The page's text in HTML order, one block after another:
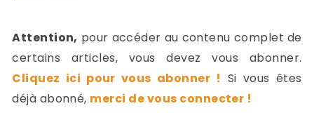
Attention, pour accéder au contenu complet de
certains articles, vous devez vous abonner.
Cliquez ici pour vous abonner ! Si vous êtes
déjà abonné, merci de vous connecter !